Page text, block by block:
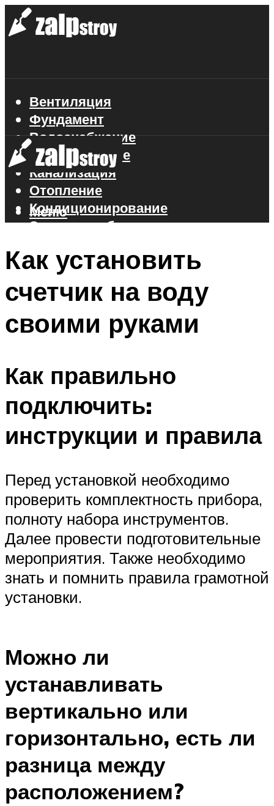
Вентиляция
Фундамент
Водоснабжение
Газоснабжение
Канализация
Отопление
Кондиционирование
Электроснабжение
Меню
Меню
Как установить
счетчик на воду
своими руками
Как правильно
подключить:
инструкции и правила
Перед установкой необходимо
проверить комплектность прибора,
полноту набора инструментов.
Далее провести подготовительные
мероприятия. Также необходимо
знать и помнить правила грамотной
установки.
Можно ли
устанавливать
вертикально или
горизонтально, есть ли
разница между
расположением?